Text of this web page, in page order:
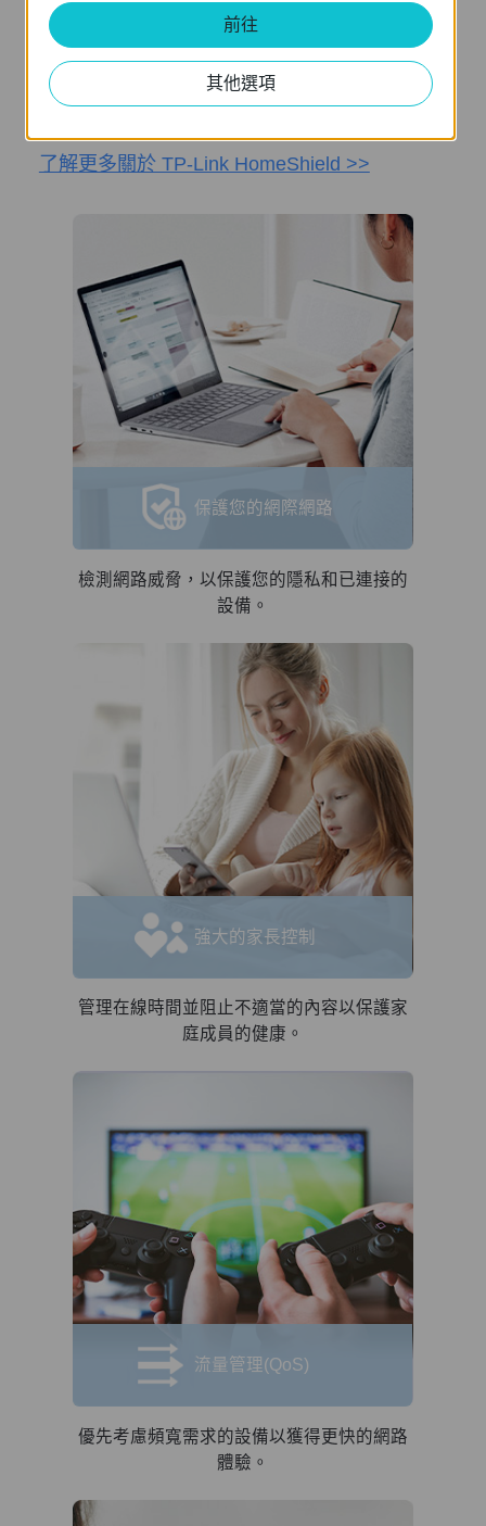
強安全性來自定義您的家庭網絡。無論您是要
確定網路安全漏洞，限制孩子上網的時間，還
是阻止連結至特定網站，HomeShield都能為您
提供全面管理網路所需的工具。
了解更多關於 TP-Link HomeShield >>
保護您的網際網路
檢測網路威脅，以保護您的隱私和已連接的
設備。
強大的家長控制
管理在線時間並阻止不適當的內容以保護家
庭成員的健康。
流量管理(QoS)
優先考慮頻寬需求的設備以獲得更快的網路
體驗。
前往
其他選項